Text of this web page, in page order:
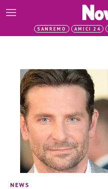
SANREMO AMICI 24
NEWS